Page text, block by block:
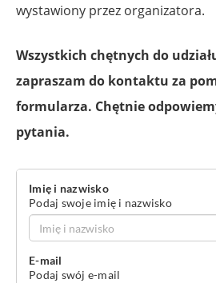
wystawiony przez organizatora.
Wszystkich chętnych do
zapraszam do kontaktu za
formularza. Chętnie
pytania.